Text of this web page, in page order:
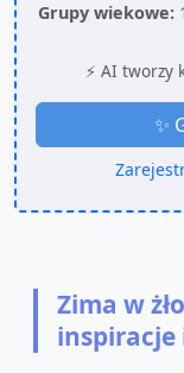
Grupy wiekowe:
⚡ AI tworzy
✨
Zima w
inspiracje